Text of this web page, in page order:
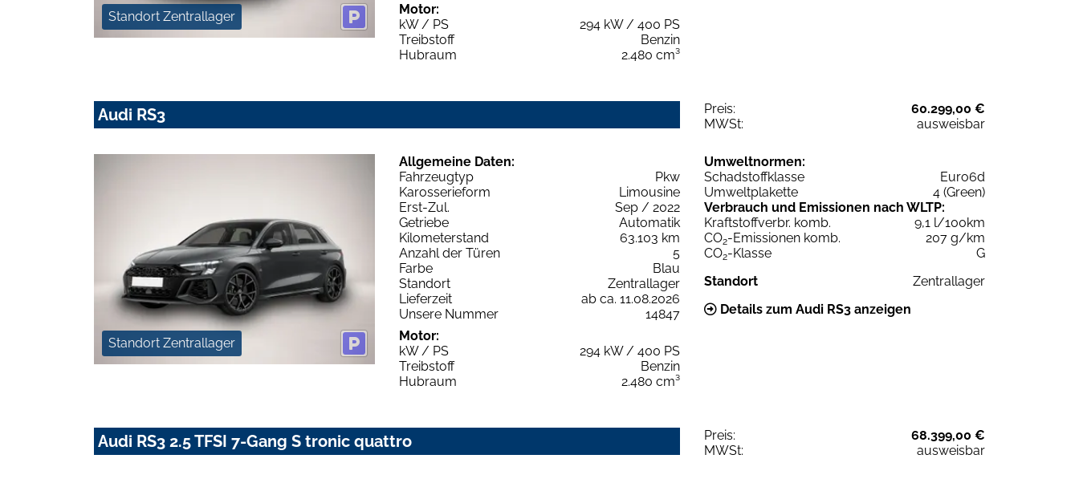
Standort Zentrallager
Motor:
kW / PS
294 kW / 400 PS
Treibstoff
Benzin
Hubraum
2.480 cm³
Audi RS3 Preis:
60.299,00 €
MWSt:
ausweisbar
Standort Zentrallager
Allgemeine Daten:
Fahrzeugtyp
Pkw
Karosserieform
Limousine
Erst-Zul.
Sep / 2022
Getriebe
Automatik
Kilometerstand
63.103 km
Anzahl der Türen
5
Farbe
Blau
Standort
Zentrallager
Lieferzeit
ab ca. 11.08.2026
Unsere Nummer
14847
Motor:
kW / PS
294 kW / 400 PS
Treibstoff
Benzin
Hubraum
2.480 cm³
Umweltnormen:
Schadstoffklasse
Euro6d
Umweltplakette
4 (Green)
Verbrauch und Emissionen nach WLTP:
Kraftstoffverbr. komb.
9,1 l/100km
CO2-Emissionen komb.
207 g/km
CO2-Klasse
G
Standort
Zentrallager
Details zum Audi RS3 anzeigen
Audi RS3 2.5 TFSI 7-Gang S tronic quattro Preis:
68.399,00 €
MWSt:
ausweisbar